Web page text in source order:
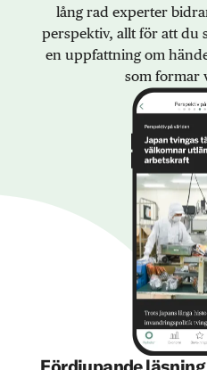
lång rad experter
perspektiv, allt för att du
en uppfattning om
som formar